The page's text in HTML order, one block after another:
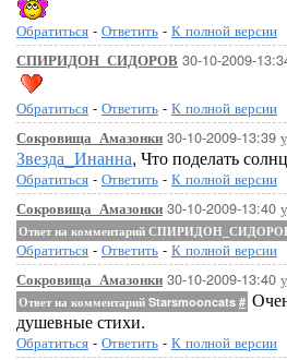
Обратиться - Ответить - К полной версии
СПИРИДОН_СИДОРОВ 30-10-2009-
Обратиться - Ответить - К полной версии
Сокровища_Амазонки 30-10-2009-13:39
Звезда_Инанна, Что поделать
Обратиться - Ответить - К полной версии
Сокровища_Амазонки 30-10-2009-13:40
Ответ на комментарий
Обратиться - Ответить - К полной версии
Сокровища_Амазонки 30-10-2009-13:40
Ответ на комментарий Starsmooncats #
душевные стихи.
Обратиться - Ответить - К полной версии